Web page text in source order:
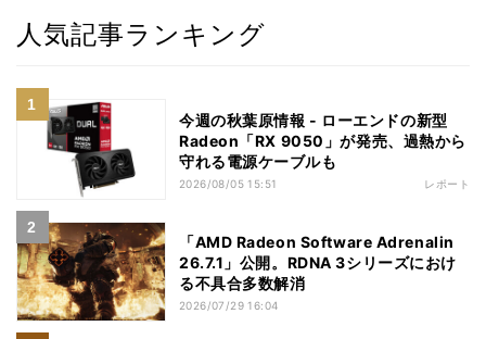
人気記事ランキング
今週の秋葉原情報 - ローエンドの新型
Radeon「RX 9050」が発売、過熱から
守れる電源ケーブルも
2026/08/05 15:51 レポート
「AMD Radeon Software Adrenalin
26.7.1」公開。RDNA 3シリーズにおけ
る不具合多数解消
2026/07/29 16:04